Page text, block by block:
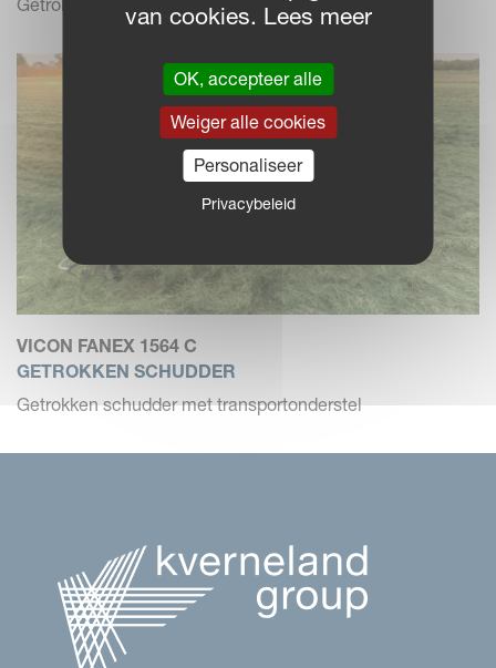
Getrokken schudder met transportonderstel
VICON FANEX 1564 C
GETROKKEN SCHUDDER
Getrokken schudder met transportonderstel
van cookies. Lees meer
OK, accepteer alle
Weiger alle cookies
Personaliseer
Privacybeleid